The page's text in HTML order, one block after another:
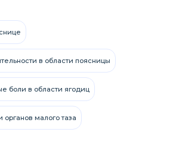
в области поясницы
боли в области ягодиц
малого таза